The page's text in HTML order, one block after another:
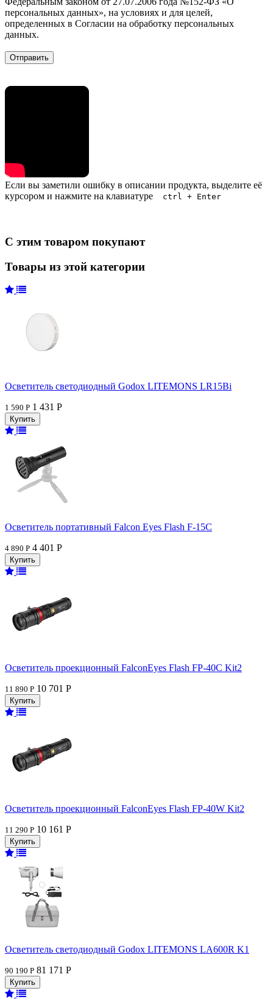
персональных данных», на условиях и для целей,
определенных в Согласии на обработку персональных
данных.
Если вы заметили ошибку в описании продукта, выделите её
курсором и нажмите на клавиатуре
ctrl + Enter
С этим товаром покупают
Товары из этой категории
Осветитель светодиодный Godox LITEMONS LR15Bi
1 590 Р 1 431 Р
Осветитель портативный Falcon Eyes Flash F-15C
4 890 Р 4 401 Р
Осветитель проекционный FalconEyes Flash FP-40C Kit2
11 890 Р 10 701 Р
Осветитель проекционный FalconEyes Flash FP-40W Kit2
11 290 Р 10 161 Р
Осветитель светодиодный Godox LITEMONS LA600R K1
90 190 Р 81 171 Р